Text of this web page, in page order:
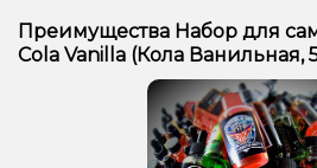
Преимущества Набор для
Cola Vanilla (Кола Ванильная,